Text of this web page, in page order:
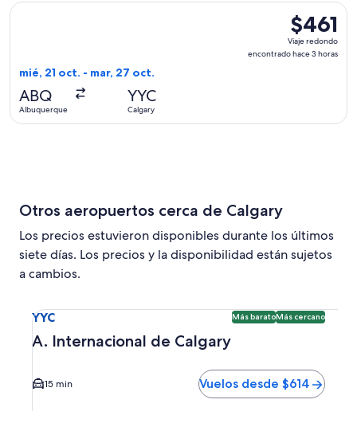
$461
Viaje
redondo,
$461
Viaje redondo
encontrado hace 3 horas
mié, 21 oct. - mar, 27 oct.
ABQ
Albuquerque
YYC
Calgary
Seleccionar vuelo de Air Canada, con salida el mié, 21 oct.
Otros aeropuertos cerca de Calgary
Los precios estuvieron disponibles durante los últimos
siete días. Los precios y la disponibilidad están sujetos
a cambios.
YYC Más baratoMás cercano
A. Internacional de Calgary
15 min Vuelos desde $614